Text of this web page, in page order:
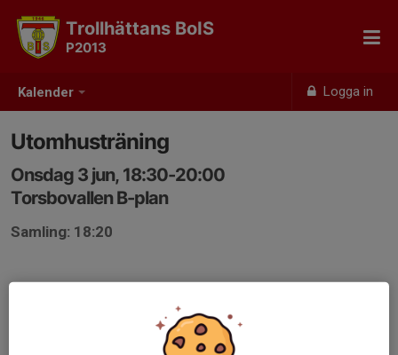
Kalender Logga in
Trollhättans BoIS
P2013
Utomhusträning
Onsdag 3 jun, 18:30-20:00
Torsbovallen B-plan
Samling: 18:20